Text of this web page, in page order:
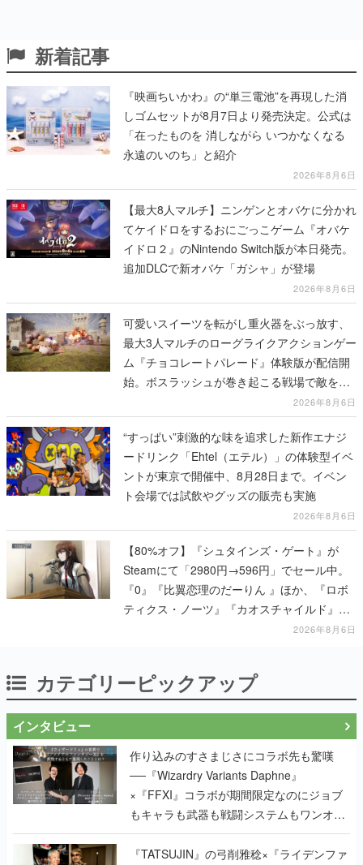
新着記事
『映画ちいかわ』の“単三電池”を再現した消
しゴムセットが8月7日より発売決定。公式は
「在ったものを 消しながら いつかなくなる
永遠のいのち」と紹介
2026年8月6日
【最大8人マルチ】ニンゲンとオバケに分かれ
てケイドロをするおにごっこゲーム『オバケ
イドロ２』のNintendo Switch版が本日発売。
追加DLCで新オバケ「ガシャ」が登場
2026年8月6日
可愛いスイーツを転がし重火器をぶっ放す、
最大3人マルチのローグライクアクションゲー
ム『チョコレートパレード』体験版が配信開
始。ボスラッシュが巻き起こる戦場で敵を倒
し、コインを集めてスコアを競い合え2026年8月6日
“すっぱい”刺激的な味を追求した新作エナジ
ードリンク「Ehtel（エテル）」の体験型イベ
ントが東京で開催中、8月28日まで。イベン
ト会場では試飲やグッズの販売も実施
2026年8月6日
【80%オフ】『シュタインズ・ゲート』が
Steamにて「2980円→596円」でセール中。
『0』『比翼恋理のだーりん 』ほか、『ロボ
ティクス・ノーツ』『カオスチャイルド』な
ど科学アドベンチャーシリーズもセール対象
2026年8月6日
カテゴリーピックアップ
インタビュー
作り込みのすさまじさにコラボ先も驚嘆
──『Wizardry Variants Daphne』
×『FFXI』コラボが期間限定なのにジョブ
もキャラも武器も戦闘システムもワンオフ
で作り込まれた理由を両ディレクターに聞
く
『TATSUJIN』の弓削雅稔×『ライデンファ